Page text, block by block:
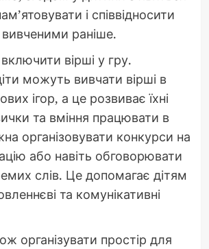
і співвідносити
вивченими раніше.
вірші у гру.
можуть вивчати вірші в
ігор, а це розвиває їхні
та вміння працювати в
організовувати конкурси на
або навіть обговорювати
слів. Це допомагає дітям
та комунікативні
організувати простір для